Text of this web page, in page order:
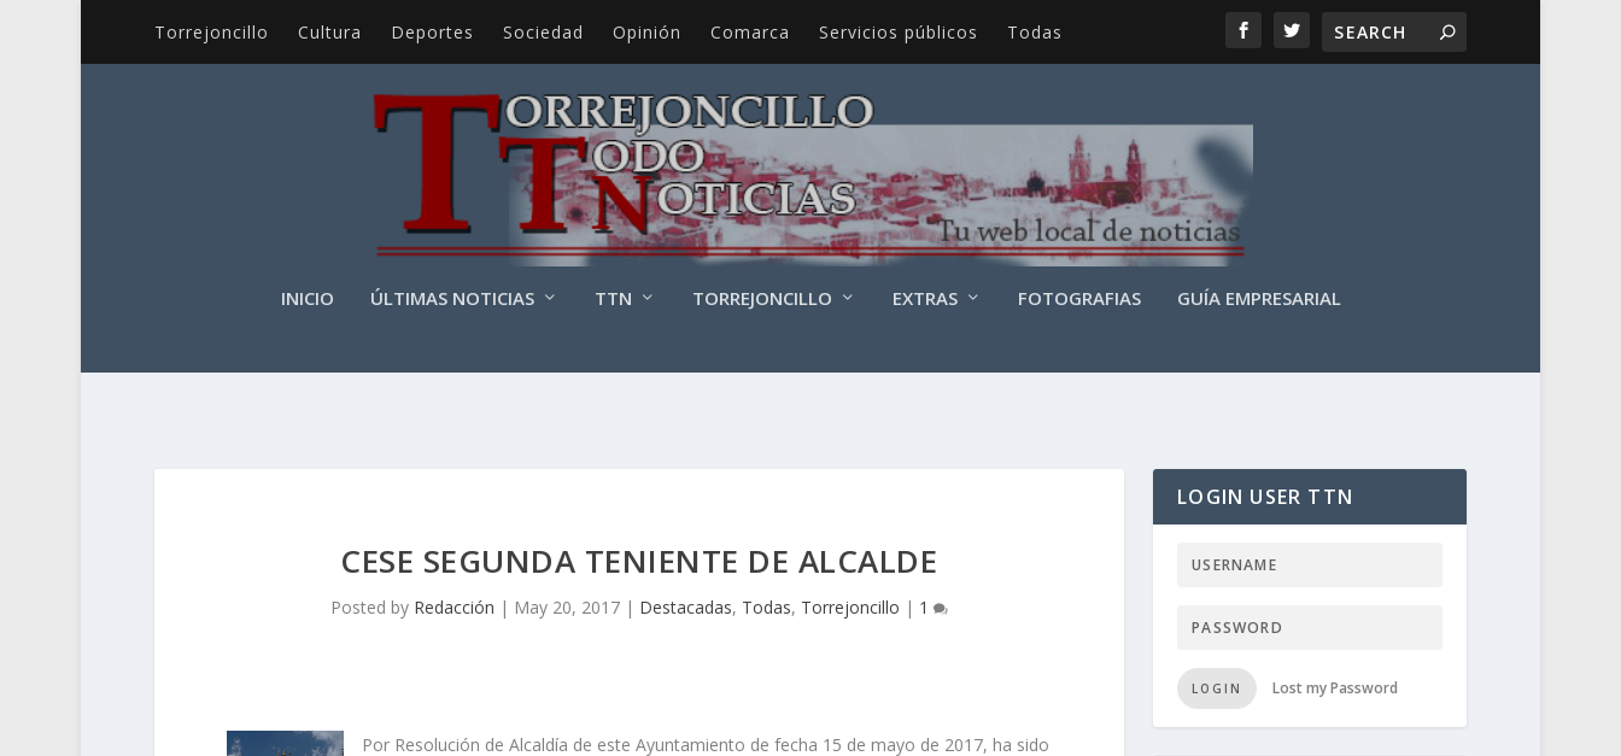
Torrejoncillo Cultura Deportes Sociedad Opinión Comarca Servicios públicos Todas
INICIO ÚLTIMAS NOTICIAS TTN TORREJONCILLO EXTRAS FOTOGRAFIAS GUÍA EMPRESARIAL
CESE SEGUNDA TENIENTE DE ALCALDE
Posted by Redacción | May 20, 2017| Destacadas, Todas, Torrejoncillo | 1
Por Resolución de Alcaldía de este Ayuntamiento de fecha 15 de mayo de 2017, ha sido
LOGIN USER TTN
LOGIN Lost my Password